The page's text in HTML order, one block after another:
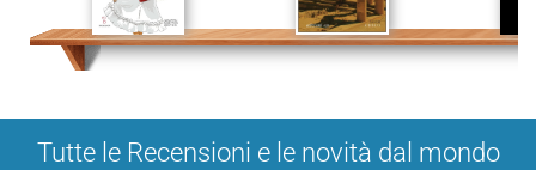
Tutte le Recensioni e le novità dal mondo